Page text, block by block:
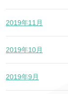
2019年11月
2019年10月
2019年9月